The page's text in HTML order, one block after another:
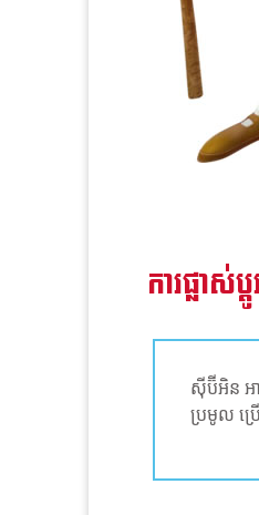
ការផ្លា
ស៊ីប៊ីអិន អ
ប្រមូល ប្រ